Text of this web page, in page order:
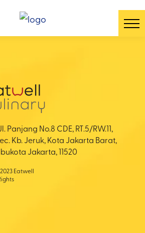
Panjang No.8 CDE, RT.5/RW.11,
Kb. Jeruk, Kota Jakarta Barat,
Jakarta, 11520
Eatwell